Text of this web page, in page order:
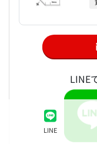
LINE
LINE